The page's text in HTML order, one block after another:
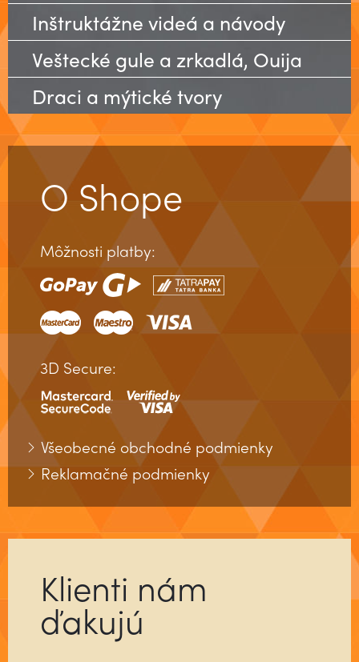
Inštruktážne videá a návody
Veštecké gule a zrkadlá, Ouija
Draci a mýtické tvory
O Shope
Môžnosti platby:
3D Secure:
Všeobecné obchodné podmienky
Reklamačné podmienky
Klienti nám
ďakujú